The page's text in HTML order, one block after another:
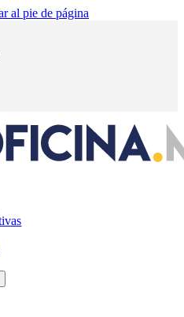
al pie de página